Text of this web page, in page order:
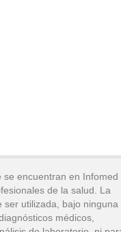
se encuentran en Infomed
de la salud. La
ser utilizada, bajo ninguna
médicos,